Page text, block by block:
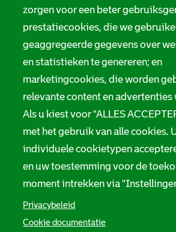
zorgen voor een beter
prestatiecookies, die we
geaggregeerde gegevens over
en statistieken te genereren; en
marketingcookies, die worden
relevante content en advertenties
Als u kiest voor "ALLES
met het gebruik van alle cookies.
individuele cookietypen
en uw toestemming voor de
moment intrekken via
Privacybeleid
Cookie documentatie
Digitale toegankelijkheid
Servicenormen
Melding taalgebruik
Suggesties en opmerkingen
Stadsarchief Rotterdam
Hofdijk 651, 3032 CG Rotterdam
Postbus 71, 3000 AB Rotterdam
TEL: 010 267 55 55